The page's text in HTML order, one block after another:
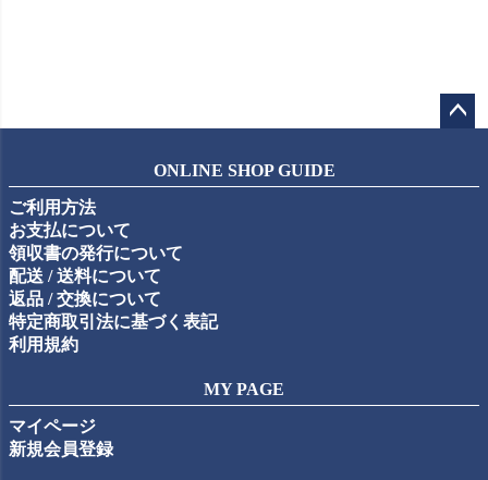
ップ
ONLINE SHOP GUIDE
ご利用方法
お支払について
領収書の発行について
配送 / 送料について
返品 / 交換について
特定商取引法に基づく表記
利用規約
MY PAGE
マイページ
新規会員登録